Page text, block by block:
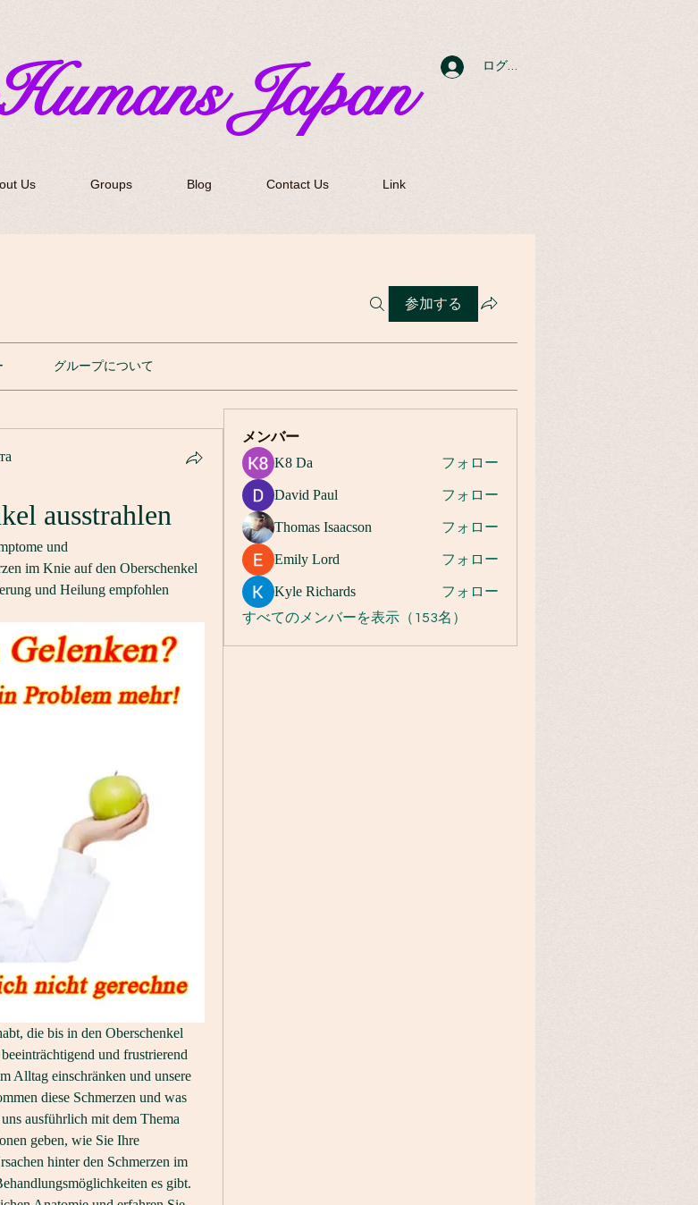
Japan ログイン
Us Groups Blog Contact Us Link
参加する
グループについて
ausstrahlen
und
im Knie auf den Oberschenkel
und Heilung empfohlen
die bis in den Oberschenkel
und frustrierend
Alltag einschränken und unsere
diese Schmerzen und was
ausführlich mit dem Thema
geben, wie Sie Ihre
hinter den Schmerzen im
es gibt.
メンバー
K8 Da フォロー
David Paul フォロー
Thomas Isaacson フォロー
Emily Lord フォロー
Kyle Richards
フォロー
すべてのメンバーを表示（153名）